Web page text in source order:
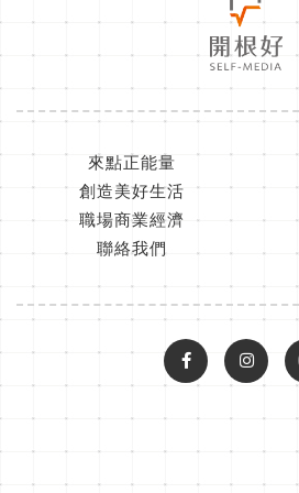
來點正能量
創造美好生活
職場商業經濟
聯絡我們